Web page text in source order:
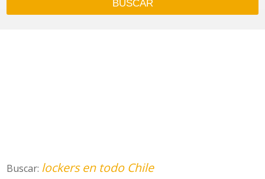
Buscar: lockers en todo Chile